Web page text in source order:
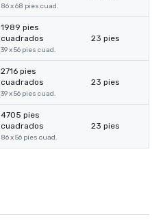
86 x 68 pies cuad.
1989 pies
cuadrados
39 x 56 pies cuad.
23 pies
2716 pies
cuadrados
39 x 56 pies cuad.
23 pies
4705 pies
cuadrados
86 x 56 pies cuad.
23 pies